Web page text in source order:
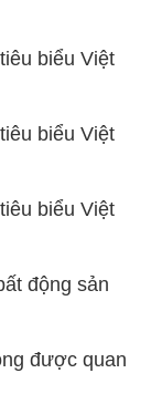
biểu Việt
biểu Việt
biểu Việt
động sản
được quan